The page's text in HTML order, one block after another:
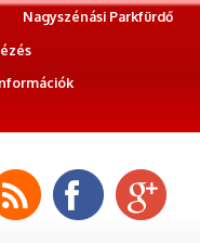
Nagyszénási Parkfürdő